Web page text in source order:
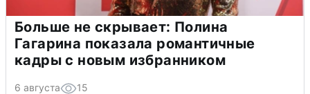
Больше не скрывает: Полина
Гагарина показала романтичные
кадры с новым избранником
6 августа 15